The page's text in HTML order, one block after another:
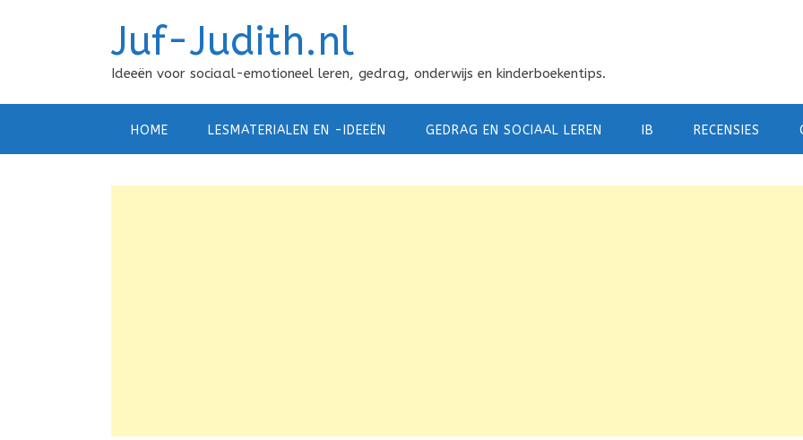
Juf-Judith.nl
Ideeën voor sociaal-emotioneel leren, gedrag, onderwijs en kinderboekentips.
HOME LESMATERIALEN EN -IDEEËN GEDRAG EN SOCIAAL LEREN IB RECENSIES